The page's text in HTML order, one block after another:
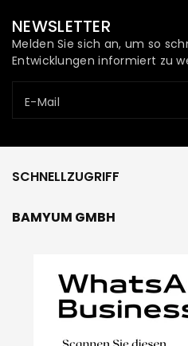
NEWSLETTER
Melden Sie sich an, um so
Entwicklungen informiert zu
E-Mail
SCHNELLZUGRIFF
BAMYUM GMBH